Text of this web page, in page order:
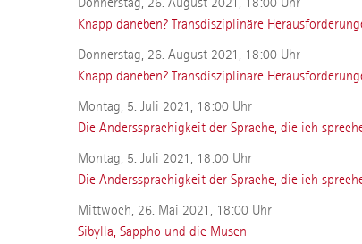
Knapp daneben? Transdisziplinäre
Donnerstag, 26. August 2021, 18:00 Uhr
Knapp daneben? Transdisziplinäre
Montag, 5. Juli 2021, 18:00 Uhr
Die Anderssprachigkeit der Sprache, die ich
Montag, 5. Juli 2021, 18:00 Uhr
Die Anderssprachigkeit der Sprache, die ich
Mittwoch, 26. Mai 2021, 18:00 Uhr
Sibylla, Sappho und die Musen